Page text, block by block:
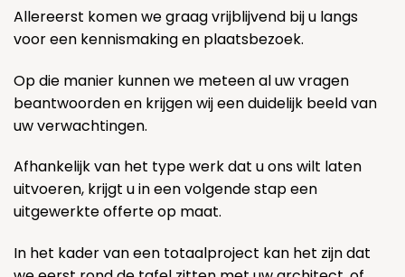
Allereerst komen we graag vrijblijvend bij u langs
voor een kennismaking en plaatsbezoek.
Op die manier kunnen we meteen al uw vragen
beantwoorden en krijgen wij een duidelijk beeld van
uw verwachtingen.
Afhankelijk van het type werk dat u ons wilt laten
uitvoeren, krijgt u in een volgende stap een
uitgewerkte offerte op maat.
In het kader van een totaalproject kan het zijn dat